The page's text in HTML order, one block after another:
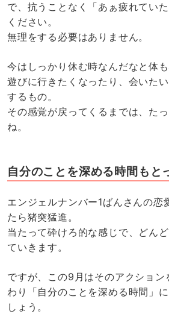
で、抗うことなく「あぁ疲れてい
ください。
無理をする必要はありません。
今はしっかり休む時なんだなと体
遊びに行きたくなったり、会いた
するもの。
その感覚が戻ってくるまでは、た
ね。
自分のことを深める時間もと
エンジェルナンバー1ばんさんの恋
たら猪突猛進。
当たって砕けろ的な感じで、どん
ていきます。
ですが、この9月はそのアクション
わり「自分のことを深める時間」
しょう。